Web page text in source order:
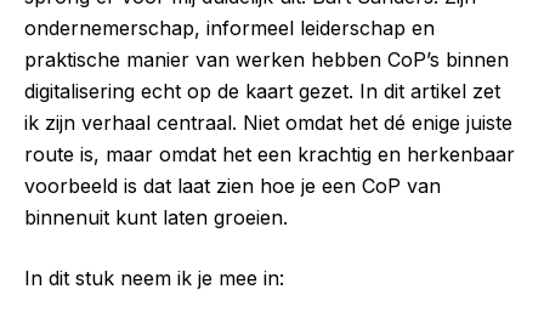
ondernemerschap, informeel leiderschap en
praktische manier van werken hebben CoP’s binnen
digitalisering echt op de kaart gezet. In dit artikel zet
ik zijn verhaal centraal. Niet omdat het dé enige juiste
route is, maar omdat het een krachtig en herkenbaar
voorbeeld is dat laat zien hoe je een CoP van
binnenuit kunt laten groeien.
In dit stuk neem ik je mee in: